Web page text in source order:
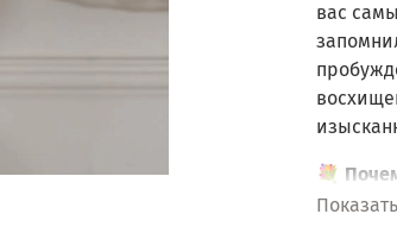
вас
💐